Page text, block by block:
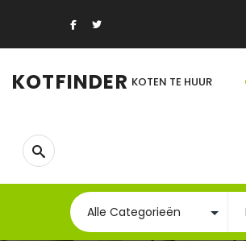
KOTFINDER KOTEN TE HUUR